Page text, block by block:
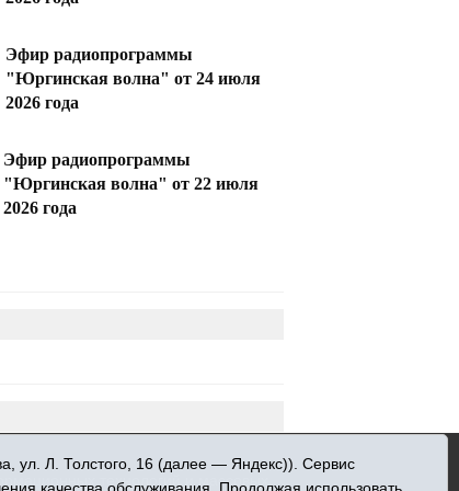
Эфир радиопрограммы
"Юргинская волна" от 24 июля
2026 года
Эфир радиопрограммы
"Юргинская волна" от 22 июля
2026 года
технологий и массовых
ул. Л. Толстого, 16 (далее — Яндекс)). Сервис